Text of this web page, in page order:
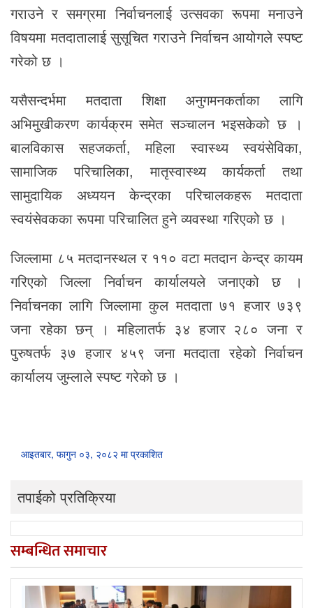
गराउने र समग्रमा निर्वाचनलाई उत्सवका रूपमा मनाउने
विषयमा मतदातालाई सुसूचित गराउने निर्वाचन आयोगले स्पष्ट
गरेको छ ।
यसैसन्दर्भमा मतदाता शिक्षा अनुगमनकर्ताका लागि
अभिमुखीकरण कार्यक्रम समेत सञ्चालन भइसकेको छ ।
बालविकास सहजकर्ता, महिला स्वास्थ्य स्वयंसेविका,
सामाजिक परिचालिका, मातृस्वास्थ्य कार्यकर्ता तथा
सामुदायिक अध्ययन केन्द्रका परिचालकहरू मतदाता
स्वयंसेवकका रूपमा परिचालित हुने व्यवस्था गरिएको छ ।
जिल्लामा ८५ मतदानस्थल र ११० वटा मतदान केन्द्र कायम
गरिएको जिल्ला निर्वाचन कार्यालयले जनाएको छ ।
निर्वाचनका लागि जिल्लामा कुल मतदाता ७१ हजार ७३९
जना रहेका छन् । महिलातर्फ ३४ हजार २८० जना र
पुरुषतर्फ ३७ हजार ४५९ जना मतदाता रहेको निर्वाचन
कार्यालय जुम्लाले स्पष्ट गरेको छ ।
आइतबार, फागुन ०३, २०८२ मा प्रकाशित
तपाईको प्रतिक्रिया
सम्बन्धित समाचार